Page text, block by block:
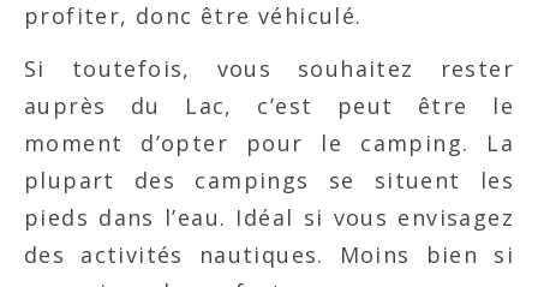
profiter, donc être véhiculé.
Si toutefois, vous souhaitez rester
auprès du Lac, c’est peut être le
moment d’opter pour le camping. La
plupart des campings se situent les
pieds dans l’eau. Idéal si vous envisagez
des activités nautiques. Moins bien si